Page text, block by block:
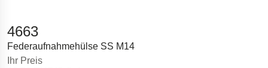
4663
Federaufnahmehülse SS M14
Ihr Preis